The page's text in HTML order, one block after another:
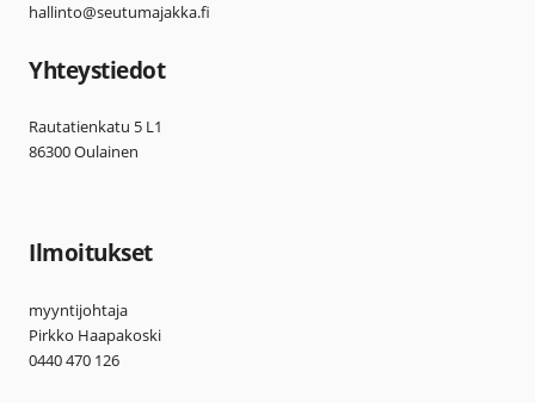
hallinto@seutumajakka.fi
Yhteystiedot
Rautatienkatu 5 L1
86300 Oulainen
Ilmoitukset
myyntijohtaja
Pirkko Haapakoski
0440 470 126